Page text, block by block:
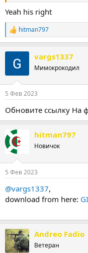
Yeah his right
Р
е
hitman797
vargs1337
Мимокрокодил
5 Фев 2023
Обновите ссылку На
hitman797
Новичок
5 Фев 2023
@vargs1337,
download from here:
Andreo Fadio
Ветеран